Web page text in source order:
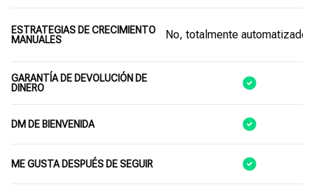
ESTRATEGIAS DE CRECIMIENTO
MANUALES
No, totalmente automatizado
GARANTÍA DE DEVOLUCIÓN DE
DINERO
DM DE BIENVENIDA
ME GUSTA DESPUÉS DE SEGUIR